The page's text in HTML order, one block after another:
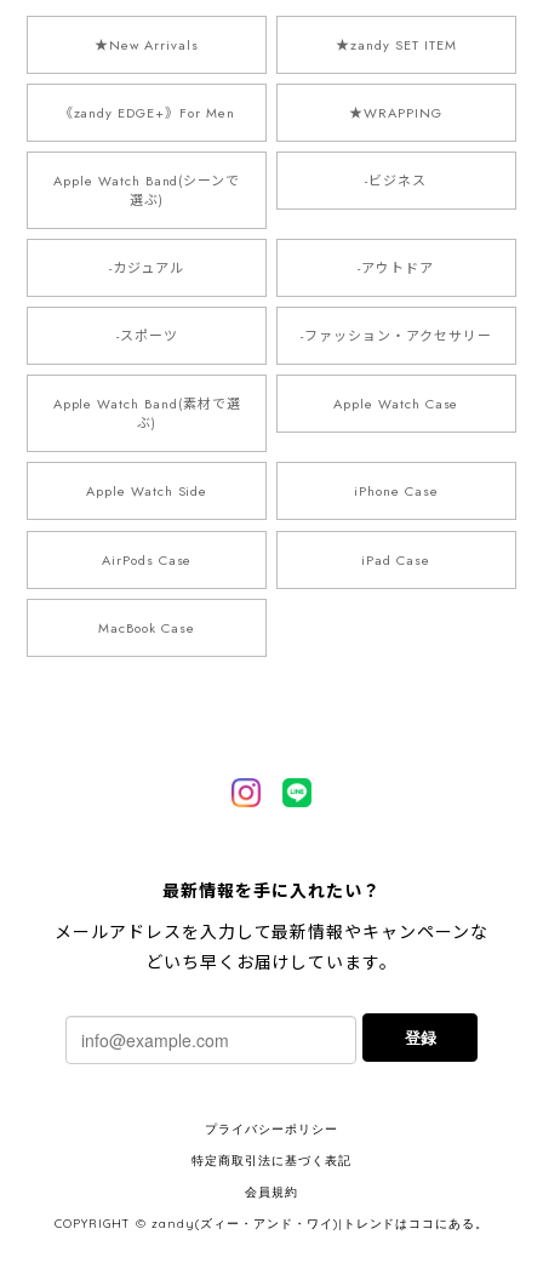
★New Arrivals ★zandy SET ITEM
《zandy EDGE+》For Men ★WRAPPING
Apple Watch Band(シーンで
選ぶ)
-ビジネス
-カジュアル -アウトドア
-スポーツ -ファッション・アクセサリー
Apple Watch Band(素材で選
ぶ)
Apple Watch Case
Apple Watch Side iPhone Case
AirPods Case iPad Case
MacBook Case
最新情報を手に入れたい？
メールアドレスを入力して最新情報やキャンペーンな
どいち早くお届けしています。
登録
プライバシーポリシー
特定商取引法に基づく表記
会員規約
COPYRIGHT © zandy(ズィー・アンド・ワイ)|トレンドはココにある。